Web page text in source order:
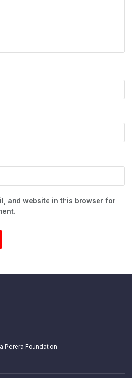
and website in this browser for
Perera Foundation